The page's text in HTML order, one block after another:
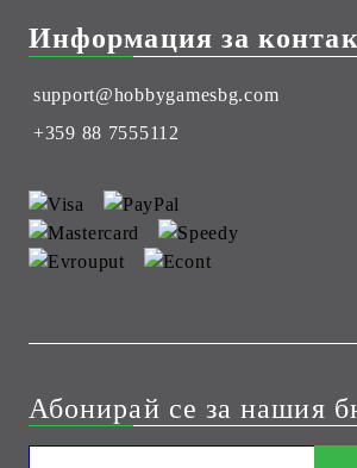
Информация за
support@hobbygamesbg.com
+359 88 7555112
Абонирай се за нашия